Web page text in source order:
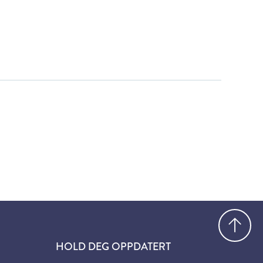
HOLD DEG OPPDATERT